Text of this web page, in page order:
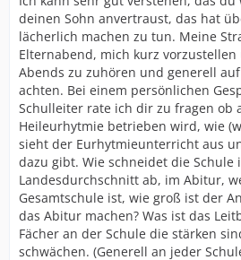
deinen Sohn anvertraust, das hat
lächerlich machen zu tun. Meine
Elternabend, mich kurz vorzustellen
Abends zu zuhören und generell
achten. Bei einem persönlichen
Schulleiter rate ich dir zu fragen ob
Heileurhytmie betrieben wird, wie
sieht der Eurhytmieunterricht aus
dazu gibt. Wie schneidet die Schule
Landesdurchschnitt ab, im Abitur,
Gesamtschule ist, wie groß ist der
das Abitur machen? Was ist das
Fächer an der Schule die stärken
schwächen. (Generell an jeder